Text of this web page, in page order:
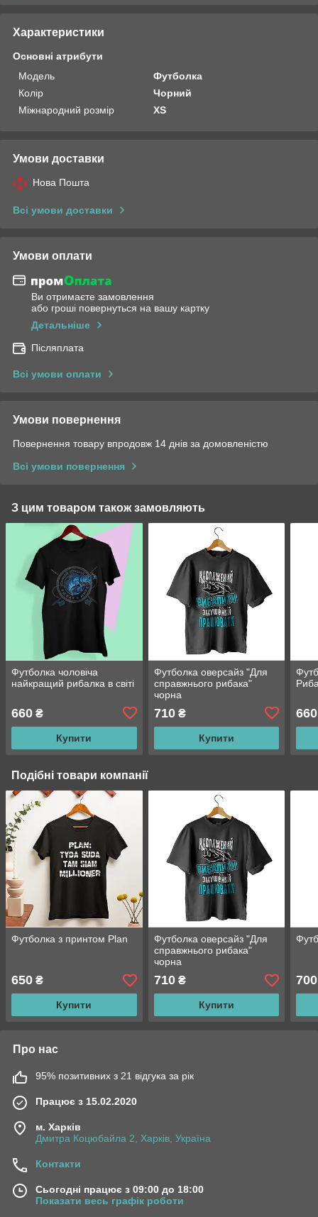
Характеристики
Основні атрибути
Модель
Футболка
Колір
Чорний
Міжнародний розмір
XS
Умови доставки
Нова Пошта
Всі умови доставки
Умови оплати
Ви отримаєте замовлення
або гроші повернуться на вашу картку
Детальніше
Післяплата
Всі умови оплати
Умови повернення
Повернення товару впродовж 14 днів за домовленістю
Всі умови повернення
З цим товаром також замовляють
Футболка чоловіча
найкращий рибалка в світі
660 ₴
Купити
Футболка оверсайз "Для
справжнього рибака"
чорна
710₴
Купити
660
Подібні товари компанії
Футболка з принтом Plan
650 ₴
Купити
Футболка оверсайз "Для
справжнього рибака"
чорна
710₴
Купити
700
Про нас
95% позитивних з 21 відгука за рік
Працює з 15.02.2020
м. Харків
Дмитра Коцюбайла 2, Харків, Україна
Контакти
Сьогодні працює з 09:00 до 18:00
Показати весь графік роботи